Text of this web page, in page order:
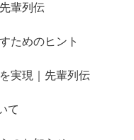
輩列伝
ためのヒント
実現｜先輩列伝
て